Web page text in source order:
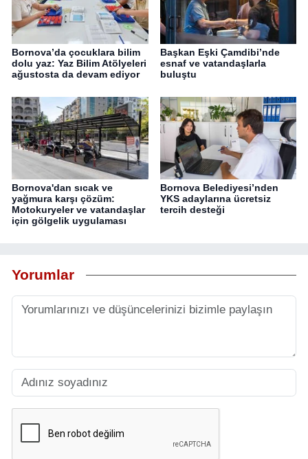
Bornova’da çocuklara bilim
dolu yaz: Yaz Bilim Atölyeleri
ağustosta da devam ediyor
Başkan Eşki Çamdibi’nde
esnaf ve vatandaşlarla
buluştu
Bornova'dan sıcak ve
yağmura karşı çözüm:
Motokuryeler ve vatandaşlar
için gölgelik uygulaması
Bornova Belediyesi’nden
YKS adaylarına ücretsiz
tercih desteği
Yorumlar